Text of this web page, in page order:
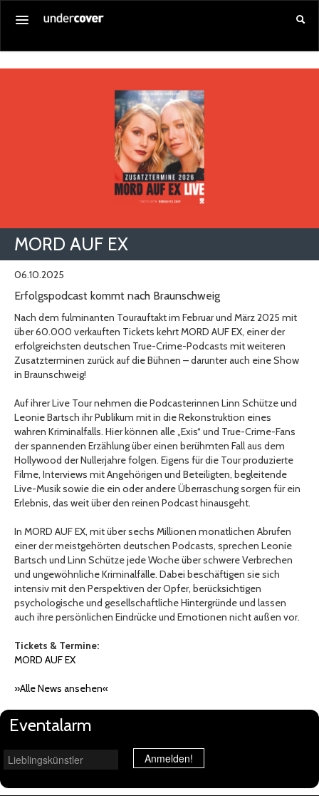
MORD AUF EX
06.10.2025
Erfolgspodcast kommt nach Braunschweig
Nach dem fulminanten Tourauftakt im Februar und März 2025 mit
über 60.000 verkauften Tickets kehrt MORD AUF EX, einer der
erfolgreichsten deutschen True-Crime-Podcasts mit weiteren
Zusatzterminen zurück auf die Bühnen – darunter auch eine Show
in Braunschweig!
Auf ihrer Live Tour nehmen die Podcasterinnen Linn Schütze und
Leonie Bartsch ihr Publikum mit in die Rekonstruktion eines
wahren Kriminalfalls. Hier können alle „Exis“ und True-Crime-Fans
der spannenden Erzählung über einen berühmten Fall aus dem
Hollywood der Nullerjahre folgen. Eigens für die Tour produzierte
Filme, Interviews mit Angehörigen und Beteiligten, begleitende
Live-Musik sowie die ein oder andere Überraschung sorgen für ein
Erlebnis, das weit über den reinen Podcast hinausgeht.
In MORD AUF EX, mit über sechs Millionen monatlichen Abrufen
einer der meistgehörten deutschen Podcasts, sprechen Leonie
Bartsch und Linn Schütze jede Woche über schwere Verbrechen
und ungewöhnliche Kriminalfälle. Dabei beschäftigen sie sich
intensiv mit den Perspektiven der Opfer, berücksichtigen
psychologische und gesellschaftliche Hintergründe und lassen
auch ihre persönlichen Eindrücke und Emotionen nicht außen vor.
Tickets & Termine:
MORD AUF EX
»Alle News ansehen«
Eventalarm
Lieblingskünstler
Anmelden!